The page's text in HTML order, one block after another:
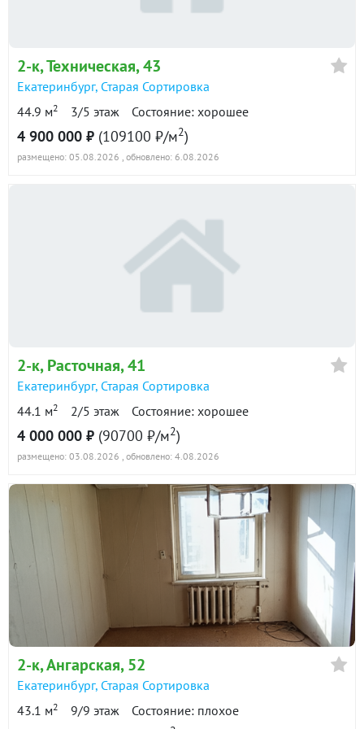
2-к, Техническая, 43
Екатеринбург, Старая Сортировка
44.9 м2 3/5 этаж Состояние: хорошее
4 900 000 ₽ (109100 ₽/м2)
размещено: 05.08.2026 , обновлено: 6.08.2026
2-к, Расточная, 41
Екатеринбург, Старая Сортировка
44.1 м2 2/5 этаж Состояние: хорошее
4 000 000 ₽ (90700 ₽/м2)
размещено: 03.08.2026 , обновлено: 4.08.2026
2-к, Ангарская, 52
Екатеринбург, Старая Сортировка
43.1 м2 9/9 этаж Состояние: плохое